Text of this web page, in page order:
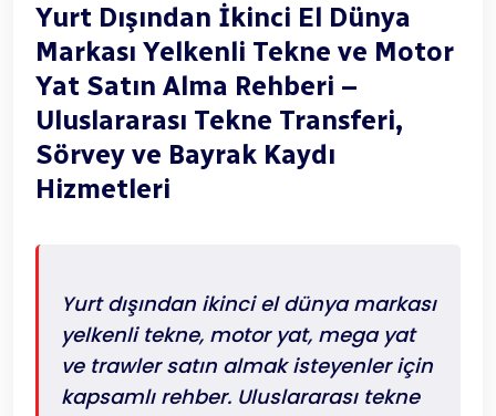
Yurt Dışından İkinci El Dünya
Markası Yelkenli Tekne ve Motor
Yat Satın Alma Rehberi –
Uluslararası Tekne Transferi,
Sörvey ve Bayrak Kaydı
Hizmetleri
Yurt dışından ikinci el dünya markası
yelkenli tekne, motor yat, mega yat
ve trawler satın almak isteyenler için
kapsamlı rehber. Uluslararası tekne